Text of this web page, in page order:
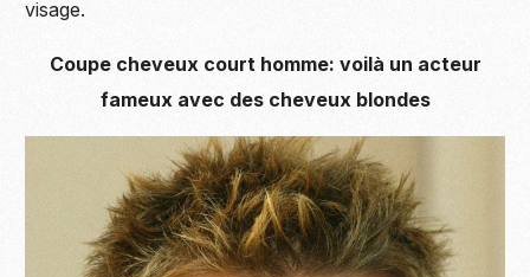
visage.
Coupe cheveux court homme: voilà un acteur
fameux avec des cheveux blondes